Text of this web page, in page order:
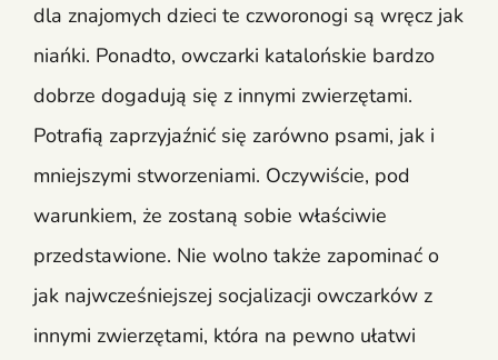
dla znajomych dzieci te czworonogi są wręcz jak
niańki. Ponadto, owczarki katalońskie bardzo
dobrze dogadują się z innymi zwierzętami.
Potrafią zaprzyjaźnić się zarówno psami, jak i
mniejszymi stworzeniami. Oczywiście, pod
warunkiem, że zostaną sobie właściwie
przedstawione. Nie wolno także zapominać o
jak najwcześniejszej socjalizacji owczarków z
innymi zwierzętami, która na pewno ułatwi